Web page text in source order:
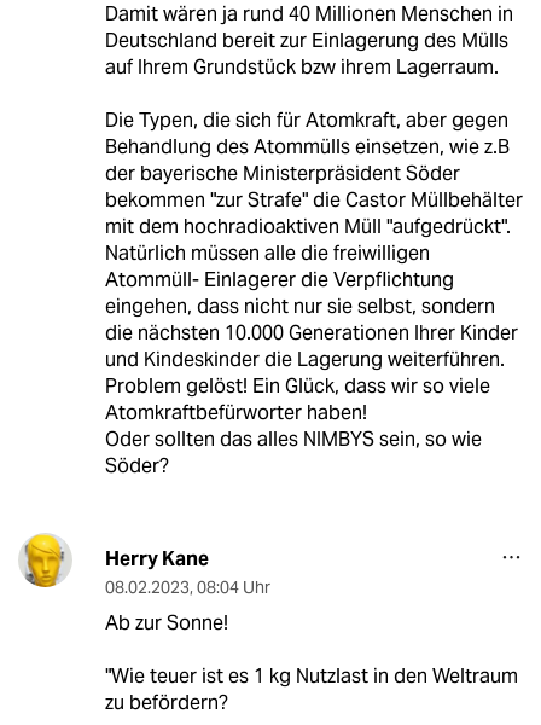
Damit wären ja rund 40 Millionen Menschen in
Deutschland bereit zur Einlagerung des Mülls
auf Ihrem Grundstück bzw ihrem Lagerraum.
Die Typen, die sich für Atomkraft, aber gegen
Behandlung des Atommülls einsetzen, wie z.B
der bayerische Ministerpräsident Söder
bekommen "zur Strafe" die Castor Müllbehälter
mit dem hochradioaktiven Müll "aufgedrückt".
Natürlich müssen alle die freiwilligen
Atommüll- Einlagerer die Verpflichtung
eingehen, dass nicht nur sie selbst, sondern
die nächsten 10.000 Generationen Ihrer Kinder
und Kindeskinder die Lagerung weiterführen.
Problem gelöst! Ein Glück, dass wir so viele
Atomkraftbefürworter haben!
Oder sollten das alles NIMBYS sein, so wie
Söder?
Herry Kane
08.02.2023, 08:04 Uhr
Ab zur Sonne!
"Wie teuer ist es 1 kg Nutzlast in den Weltraum
zu befördern?